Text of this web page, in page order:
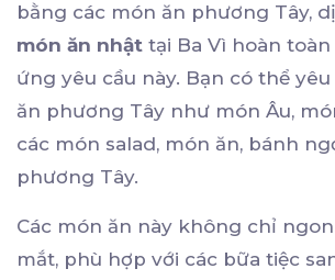
bằng các món ăn phương Tây,
món ăn nhật tại Ba Vì hoàn
ứng yêu cầu này. Bạn có thể
ăn phương Tây như món Âu,
các món salad, món ăn, bánh
phương Tây.
Các món ăn này không chỉ
mắt, phù hợp với các bữa tiệc